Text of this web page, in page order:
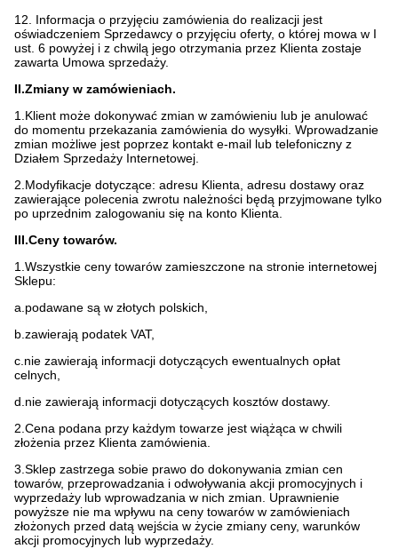
12. Informacja o przyjęciu zamówienia do realizacji jest
oświadczeniem Sprzedawcy o przyjęciu oferty, o której mowa w I
ust. 6 powyżej i z chwilą jego otrzymania przez Klienta zostaje
zawarta Umowa sprzedaży.
II.Zmiany w zamówieniach.
1.Klient może dokonywać zmian w zamówieniu lub je anulować
do momentu przekazania zamówienia do wysyłki. Wprowadzanie
zmian możliwe jest poprzez kontakt e-mail lub telefoniczny z
Działem Sprzedaży Internetowej.
2.Modyfikacje dotyczące: adresu Klienta, adresu dostawy oraz
zawierające polecenia zwrotu należności będą przyjmowane tylko
po uprzednim zalogowaniu się na konto Klienta.
III.Ceny towarów.
1.Wszystkie ceny towarów zamieszczone na stronie internetowej
Sklepu:
a.podawane są w złotych polskich,
b.zawierają podatek VAT,
c.nie zawierają informacji dotyczących ewentualnych opłat
celnych,
d.nie zawierają informacji dotyczących kosztów dostawy.
2.Cena podana przy każdym towarze jest wiążąca w chwili
złożenia przez Klienta zamówienia.
3.Sklep zastrzega sobie prawo do dokonywania zmian cen
towarów, przeprowadzania i odwoływania akcji promocyjnych i
wyprzedaży lub wprowadzania w nich zmian. Uprawnienie
powyższe nie ma wpływu na ceny towarów w zamówieniach
złożonych przed datą wejścia w życie zmiany ceny, warunków
akcji promocyjnych lub wyprzedaży.